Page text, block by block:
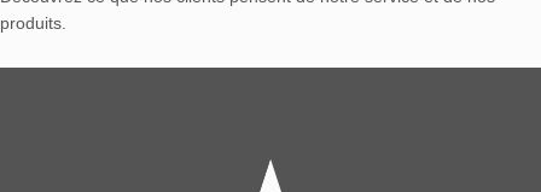
produits.